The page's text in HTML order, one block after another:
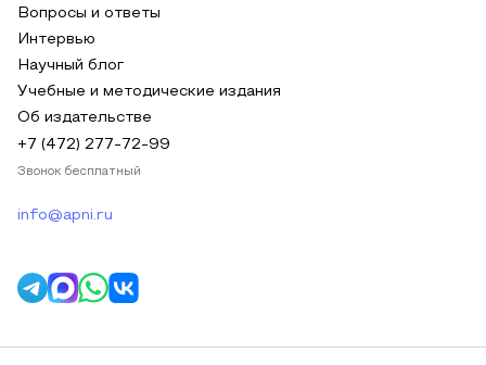
Вопросы и ответы
Интервью
Научный блог
Учебные и методические издания
Об издательстве
+7 (472) 277-72-99
Звонок бесплатный
info@apni.ru